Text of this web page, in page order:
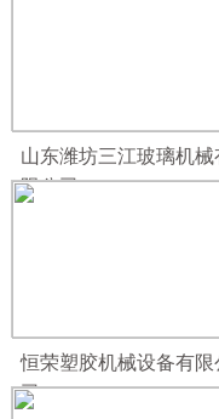
山东潍坊三江玻璃机械
限公司
恒荣塑胶机械设备有限
司